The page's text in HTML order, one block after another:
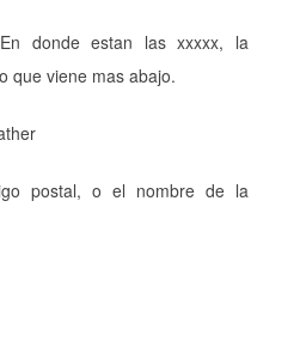
donde estan las xxxxx, la
que viene mas abajo.
postal, o el nombre de la